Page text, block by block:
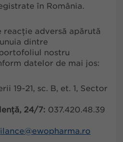
în România.
reacție adversă apărută
dintre
nostru
datelor de mai jos:
19-21, sc. B, et. 1, Sector
24/7: 037.420.48.39